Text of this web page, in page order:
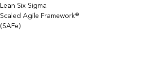
Lean Six Sigma
Scaled Agile Framework®
(SAFe)